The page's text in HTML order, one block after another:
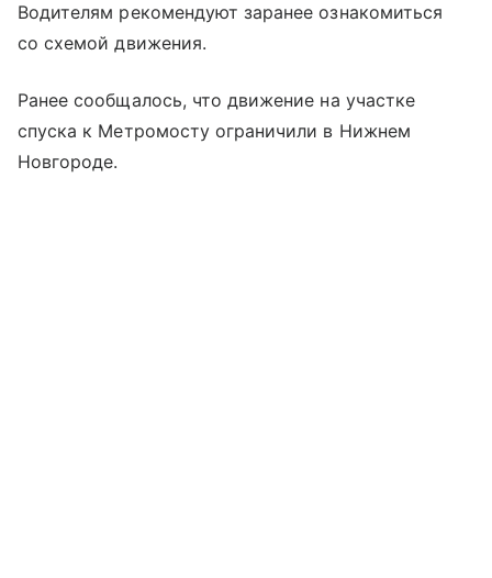
Водителям рекомендуют заранее ознакомиться
со схемой движения.
Ранее сообщалось, что движение на участке
спуска к Метромосту ограничили в Нижнем
Новгороде.